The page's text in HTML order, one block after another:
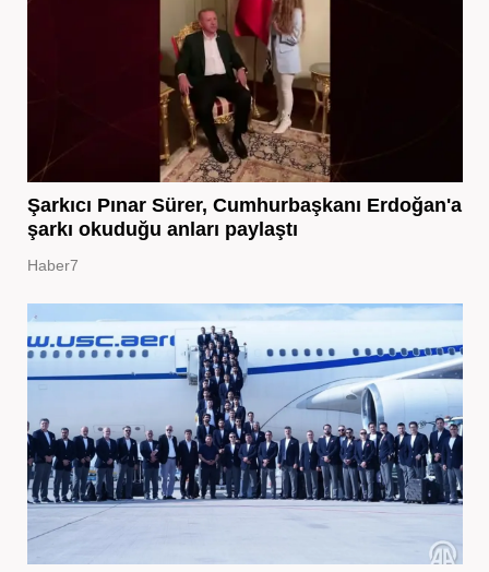
Şarkıcı Pınar Sürer, Cumhurbaşkanı Erdoğan'a
şarkı okuduğu anları paylaştı
Haber7